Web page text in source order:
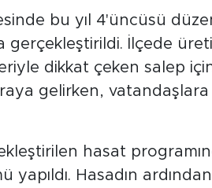
bu yıl 4'üncüsü
gerçekleştirildi. İlçede
dikkat çeken salep
gelirken, vatandaşlara
hasat
yapıldı. Hasadın